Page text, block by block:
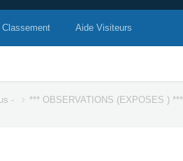
Classement Aide Visiteurs
- *** OBSERVATIONS (EXPOSES ) ***